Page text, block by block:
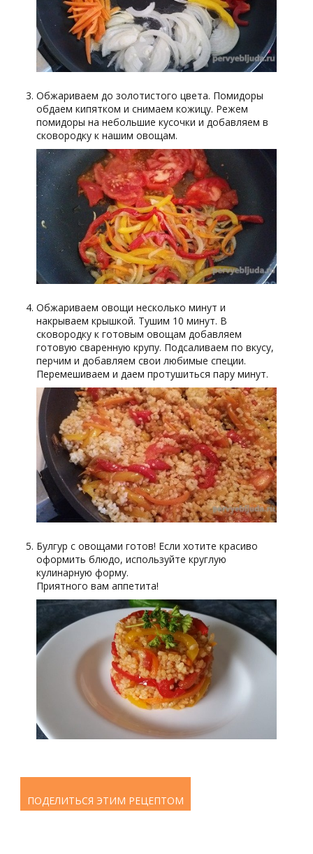
Обжариваем до золотистого цвета. Помидоры
обдаем кипятком и снимаем кожицу. Режем
помидоры на небольшие кусочки и добавляем в
сковородку к нашим овощам.
Обжариваем овощи несколько минут и
накрываем крышкой. Тушим 10 минут. В
сковородку к готовым овощам добавляем
готовую сваренную крупу. Подсаливаем по вкусу,
перчим и добавляем свои любимые специи.
Перемешиваем и даем протушиться пару минут.
Булгур с овощами готов! Если хотите красиво
оформить блюдо, используйте круглую
кулинарную форму.
Приятного вам аппетита!
ПОДЕЛИТЬСЯ ЭТИМ РЕЦЕПТОМ